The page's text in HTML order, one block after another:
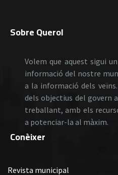
Sobre Querol
Volem que aquest sigui
informació del nostre
a la informació dels
dels objectius del govern
treballant, amb els
a potenciar-la al màxim.
Conèixer
Revista municipal